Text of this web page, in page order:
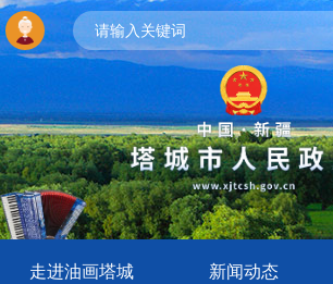
走进油画塔城 新闻动态